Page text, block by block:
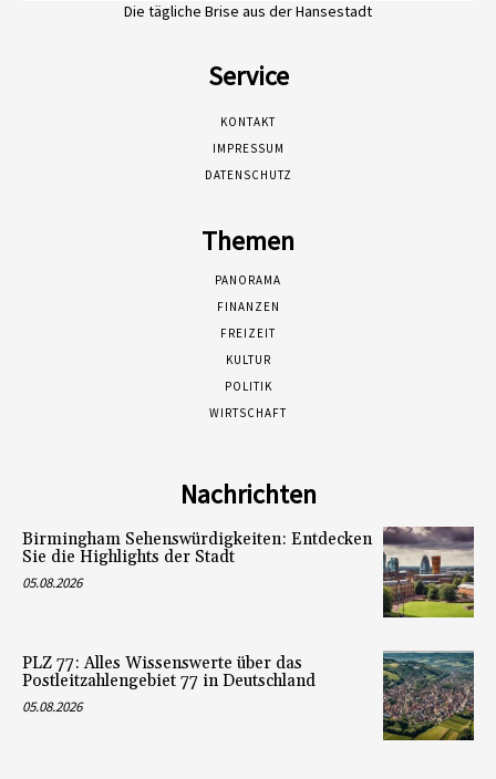
Die tägliche Brise aus der Hansestadt
Service
KONTAKT
IMPRESSUM
DATENSCHUTZ
Themen
PANORAMA
FINANZEN
FREIZEIT
KULTUR
POLITIK
WIRTSCHAFT
Nachrichten
Birmingham Sehenswürdigkeiten: Entdecken
Sie die Highlights der Stadt
05.08.2026
PLZ 77: Alles Wissenswerte über das
Postleitzahlengebiet 77 in Deutschland
05.08.2026